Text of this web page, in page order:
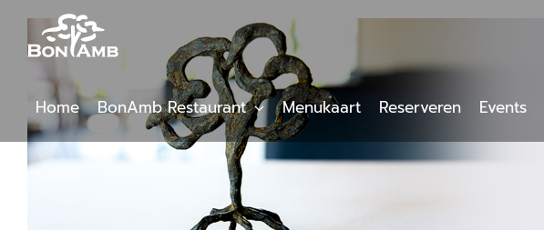
content
Home BonAmb Restaurant Menukaart Reserveren Events